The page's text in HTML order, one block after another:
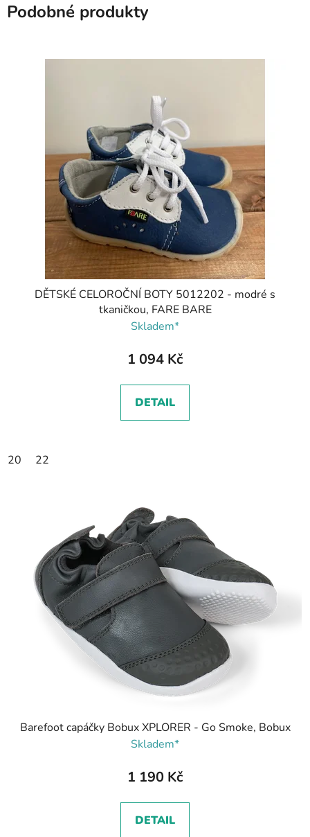
Podobné produkty
DĚTSKÉ CELOROČNÍ BOTY 5012202 - modré s
tkaničkou, FARE BARE
Skladem*
1 094 Kč
DETAIL
20 22
Barefoot capáčky Bobux XPLORER - Go Smoke, Bobux
Skladem*
1 190 Kč
DETAIL